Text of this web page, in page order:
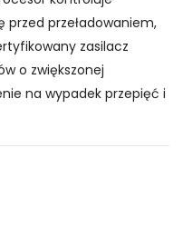
przeładowaniem,
zasilacz
o zwiększonej
na wypadek przepięć i